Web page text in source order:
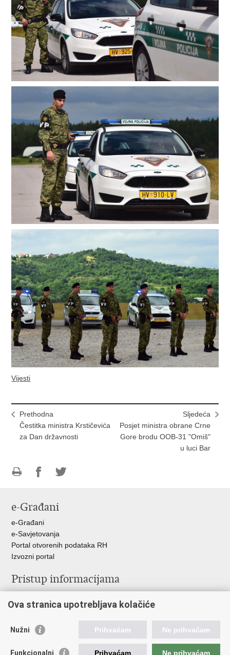
Vijesti
Prethodna
Čestitka ministra Krstičevića
za Dan državnosti
Sljedeća
Posjet ministra obrane Crne
Gore brodu OOB-31 "Omiš"
u luci Bar
FacebookuTwitteru
e-Građani
e-Građani
e-Savjetovanja
Portal otvorenih podataka RH
Izvozni portal
Pristup informacijama
Izjava o pristupačnosti
Ravnopravnost spolova u MORH-u i OSRH
Ova stranica upotrebljava kolačiće
Nužni Prihvaćam Ne prihvaćam
Funkcionalni Prihvaćam Ne prihvaćam